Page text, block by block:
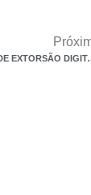
ÁREA PENAL EMPRESARIAL – PROTEÇÃO DE